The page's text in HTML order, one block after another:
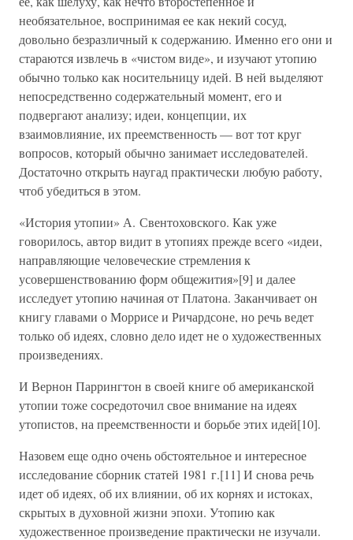
необязательное, воспринимая ее как некий сосуд,
довольно безразличный к содержанию. Именно его они и
стараются извлечь в «чистом виде», и изучают утопию
обычно только как носительницу идей. В ней выделяют
непосредственно содержательный момент, его и
подвергают анализу; идеи, концепции, их
взаимовлияние, их преемственность — вот тот круг
вопросов, который обычно занимает исследователей.
Достаточно открыть наугад практически любую работу,
чтоб убедиться в этом.
«История утопии» А. Свентоховского. Как уже
говорилось, автор видит в утопиях прежде всего «идеи,
направляющие человеческие стремления к
усовершенствованию форм общежития»[9] и далее
исследует утопию начиная от Платона. Заканчивает он
книгу главами о Моррисе и Ричардсоне, но речь ведет
только об идеях, словно дело идет не о художественных
произведениях.
И Вернон Паррингтон в своей книге об американской
утопии тоже сосредоточил свое внимание на идеях
утопистов, на преемственности и борьбе этих идей[10].
Назовем еще одно очень обстоятельное и интересное
исследование сборник статей 1981 г.[11] И снова речь
идет об идеях, об их влиянии, об их корнях и истоках,
скрытых в духовной жизни эпохи. Утопию как
художественное произведение практически не изучали.